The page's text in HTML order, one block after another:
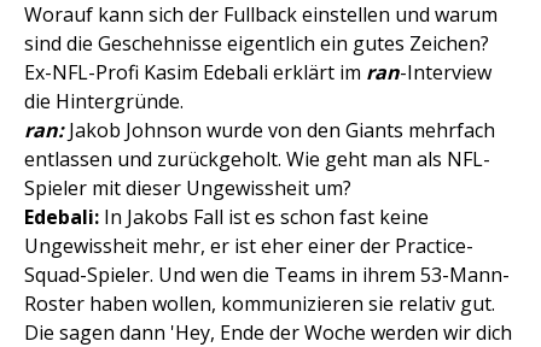
Worauf kann sich der Fullback einstellen und warum
sind die Geschehnisse eigentlich ein gutes Zeichen?
Ex-NFL-Profi Kasim Edebali erklärt im ran-Interview
die Hintergründe.
ran:Jakob Johnson wurde von den Giants mehrfach
entlassen und zurückgeholt. Wie geht man als NFL-
Spieler mit dieser Ungewissheit um?
Edebali: In Jakobs Fall ist es schon fast keine
Ungewissheit mehr, er ist eher einer der Practice-
Squad-Spieler. Und wen die Teams in ihrem 53-Mann-
Roster haben wollen, kommunizieren sie relativ gut.
Die sagen dann 'Hey, Ende der Woche werden wir dich